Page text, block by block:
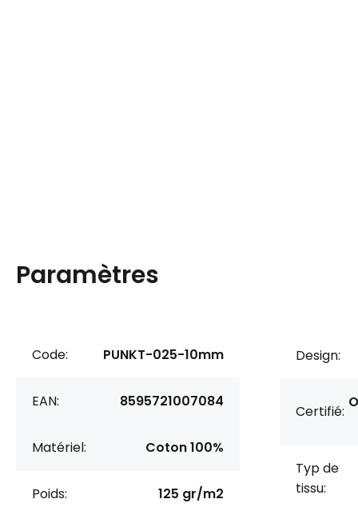
Paramètres
Code: PUNKT-025-10mm
EAN: 8595721007084
Matériel: Coton 100%
Poids: 125 gr/m2
Design:
Certifié:
Typ de
tissu: